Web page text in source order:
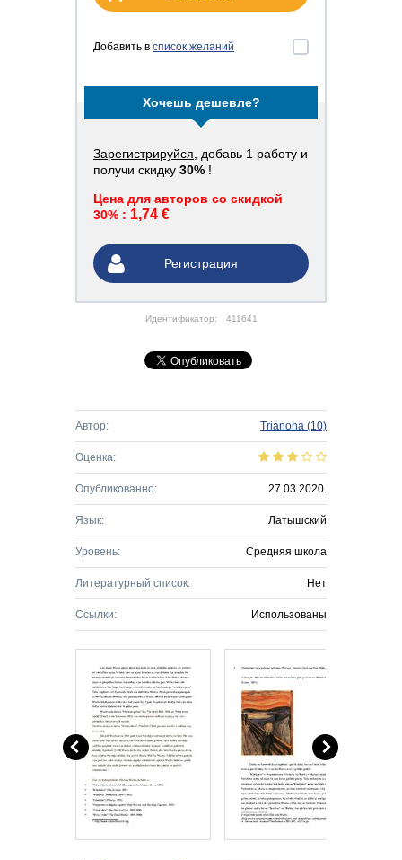
Добавить в список желаний
Хочешь дешевле?
Зарегистрируйся , добавь 1 работу и
получи скидку 30% !
Цена для авторов со скидкой
30% : 1,74 €
Регистрация
Идентификатор: 411641
Автор: Trianona (10)
Оценка:
Опубликованно: 27.03.2020.
Язык: Латышский
Уровень: Средняя школа
Литературный список: Нет
Ссылки: Использованы